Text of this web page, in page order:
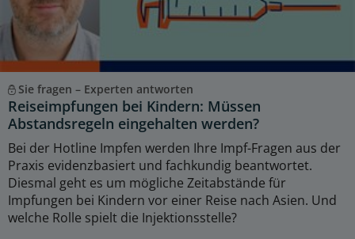
Sie fragen – Experten antworten
Reiseimpfungen bei Kindern: Müssen
Abstandsregeln eingehalten werden?
Bei der Hotline Impfen werden Ihre Impf-Fragen aus der
Praxis evidenzbasiert und fachkundig beantwortet.
Diesmal geht es um mögliche Zeitabstände für
Impfungen bei Kindern vor einer Reise nach Asien. Und
welche Rolle spielt die Injektionsstelle?